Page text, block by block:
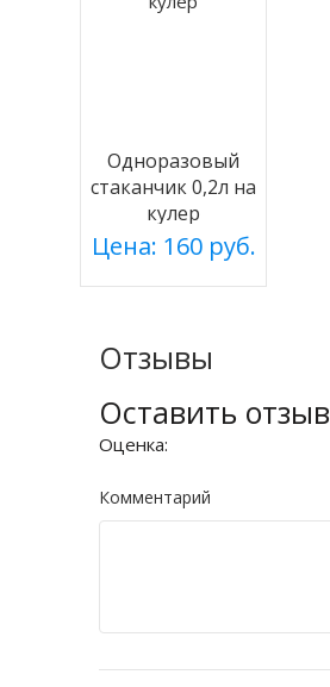
Одноразовый
стаканчик 0,2л на
кулер
Цена: 160 руб.
Отзывы
Оставить отзыв
Оценка:
Комментарий